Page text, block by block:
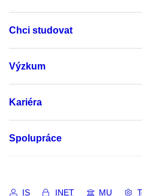
Chci studovat
Výzkum
Kariéra
Spolupráce
IS INET MU